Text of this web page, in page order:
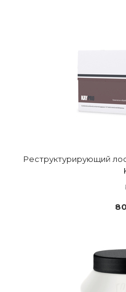
Реструктурирующий